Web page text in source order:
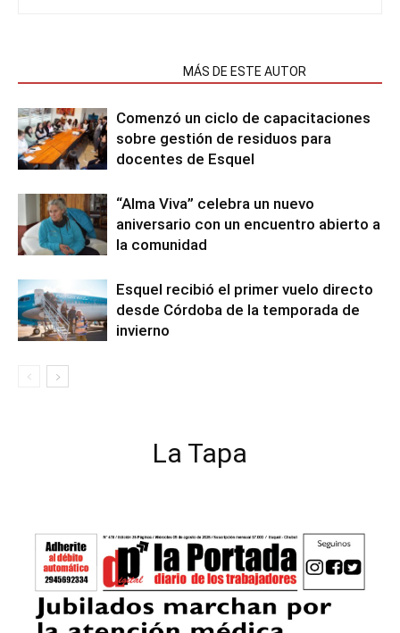
MÁS DE ESTE AUTOR
Comenzó un ciclo de capacitaciones
sobre gestión de residuos para
docentes de Esquel
“Alma Viva” celebra un nuevo
aniversario con un encuentro abierto a
la comunidad
Esquel recibió el primer vuelo directo
desde Córdoba de la temporada de
invierno
La Tapa